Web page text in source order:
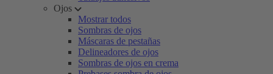
Ojos
Mostrar todos
Sombras de ojos
Máscaras de pestañas
Delineadores de ojos
Sombras de ojos en crema